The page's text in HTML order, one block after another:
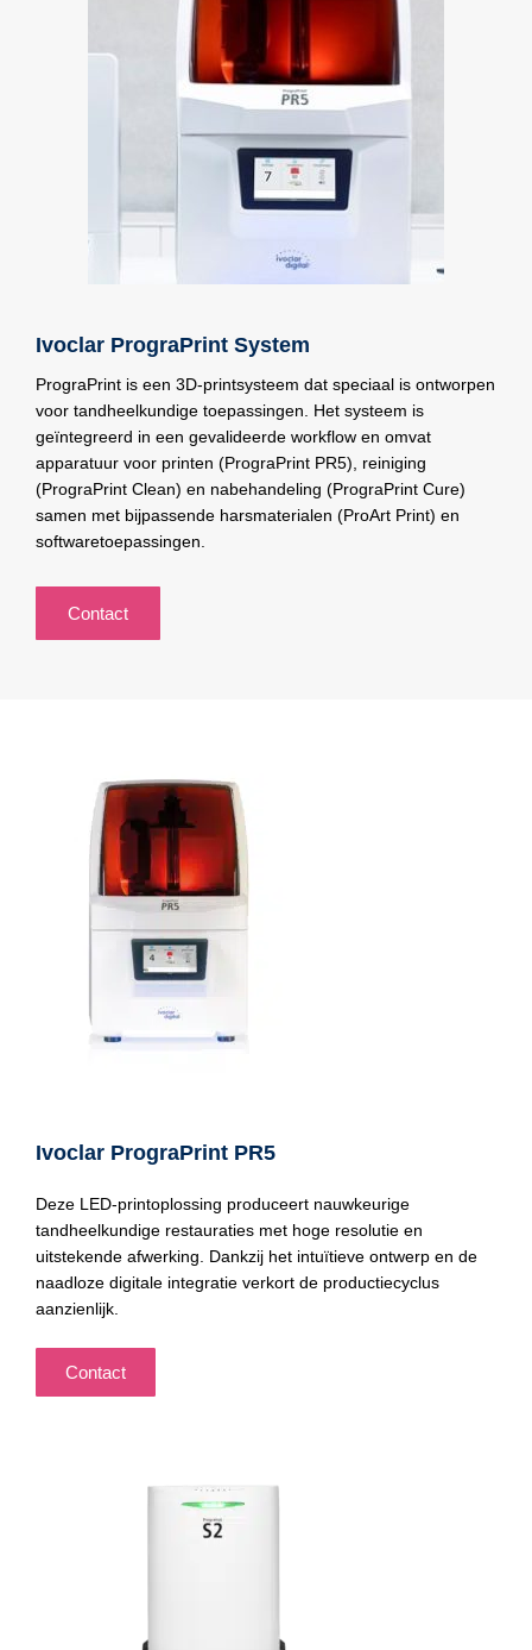
Ivoclar PrograPrint System
PrograPrint is een 3D-printsysteem dat speciaal is ontworpen
voor tandheelkundige toepassingen. Het systeem is
geïntegreerd in een gevalideerde workflow en omvat
apparatuur voor printen (PrograPrint PR5), reiniging
(PrograPrint Clean) en nabehandeling (PrograPrint Cure)
samen met bijpassende harsmaterialen (ProArt Print) en
softwaretoepassingen.
Contact
Ivoclar PrograPrint PR5
Deze LED-printoplossing produceert nauwkeurige
tandheelkundige restauraties met hoge resolutie en
uitstekende afwerking. Dankzij het intuïtieve ontwerp en de
naadloze digitale integratie verkort de productiecyclus
aanzienlijk.
Contact